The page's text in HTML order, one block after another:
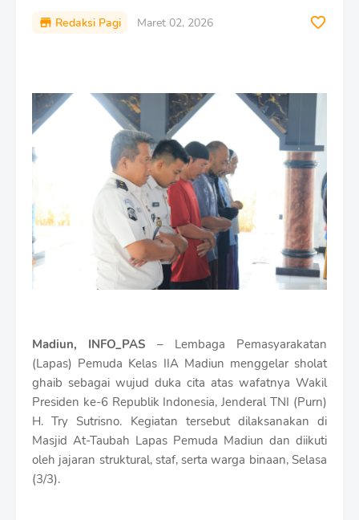
Redaksi Pagi Maret 02, 2026
Madiun, INFO_PAS – Lembaga Pemasyarakatan
(Lapas) Pemuda Kelas IIA Madiun menggelar sholat
ghaib sebagai wujud duka cita atas wafatnya Wakil
Presiden ke-6 Republik Indonesia, Jenderal TNI (Purn)
H. Try Sutrisno. Kegiatan tersebut dilaksanakan di
Masjid At-Taubah Lapas Pemuda Madiun dan diikuti
oleh jajaran struktural, staf, serta warga binaan, Selasa
(3/3).
u
m
B
y
u
s
h
a
n
g
n
W
i
t
h
S
r
o